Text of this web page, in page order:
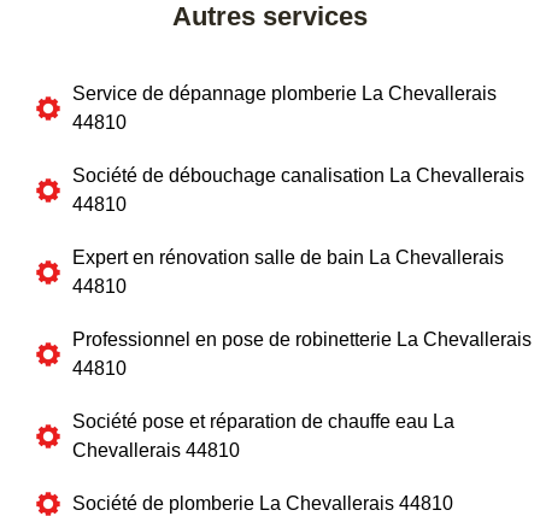
Autres services
Service de dépannage plomberie La Chevallerais
44810
Société de débouchage canalisation La Chevallerais
44810
Expert en rénovation salle de bain La Chevallerais
44810
Professionnel en pose de robinetterie La Chevallerais
44810
Société pose et réparation de chauffe eau La
Chevallerais 44810
Société de plomberie La Chevallerais 44810